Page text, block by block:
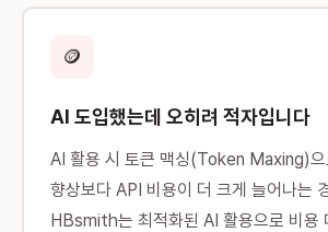
🪙
AI 도입했는데 오히려 적자입니다
AI 활용 시 토큰 맥싱(Token Maxing)으
향상보다 API 비용이 더 크게 늘어나는
HBsmith는 최적화된 AI 활용으로 비용